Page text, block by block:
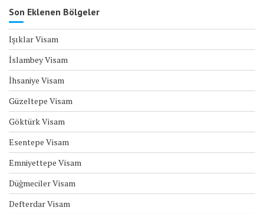
Son Eklenen Bölgeler
Işıklar Visam
İslambey Visam
İhsaniye Visam
Güzeltepe Visam
Göktürk Visam
Esentepe Visam
Emniyettepe Visam
Düğmeciler Visam
Defterdar Visam